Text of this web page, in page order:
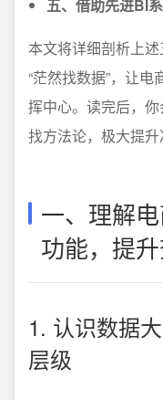
五、借助先进BI
本文将详细剖析上
“茫然找数据”，让
挥中心。读完后，
找方法论，极大提升
一、理解
功能，提
1. 认识数据
层级